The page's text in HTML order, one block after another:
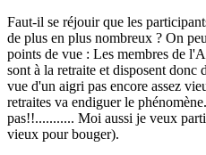
Faut-il se réjouir que les
de plus en plus nombreux ? On
points de vue : Les membres de
sont à la retraite et disposent donc
vue d'un aigri pas encore assez
retraites va endiguer le
pas!!........... Moi aussi je veux
vieux pour bouger).